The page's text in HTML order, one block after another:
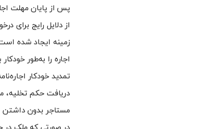
پس از پایان مهلت
تمدید خودکار
دریافت حکم تخلیه،
مستاجر بدون داشتن